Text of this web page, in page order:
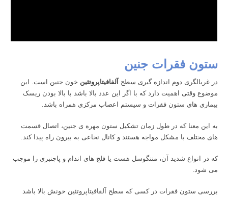
ستون فقرات جنین
در غربالگری دوم اندازه گیری سطح آلفافیتاپروتئین خون جنین است. این
موضوع وقتی اهمیت دارد که با اگر این عدد بالا باشد با بالا بودن ریسک
بیماری های ستون فقرات و سیستم اعصاب مرکزی همراه باشد.
به این معنا که در طول زمان تشکیل ستون مهره ی جنین، اتصال قسمت
های مختلف با مشکل مواجه هستند و کانال نخاعی به بیرون راه پیدا کند.
که در انواع شدید آن، مننگوسل هست یا فلج های اندام و پاچنبری را موجب
می شود.
بررسی ستون فقرات در کسی که سطح آلفافیتاپروتئین خونش بالا باشد